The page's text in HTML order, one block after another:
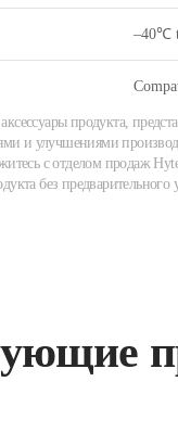
–40℃
продукта,
и улучшениями
с отделом продаж
без предварительного